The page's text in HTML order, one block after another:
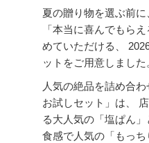
夏の贈り物を選ぶ前に
「本当に喜んでもら
めていただける、
ットをご用意しました
人気の絶品を詰め合
お試しセット」は、
る大人気の「塩ぱん
食感で人気の「もっ